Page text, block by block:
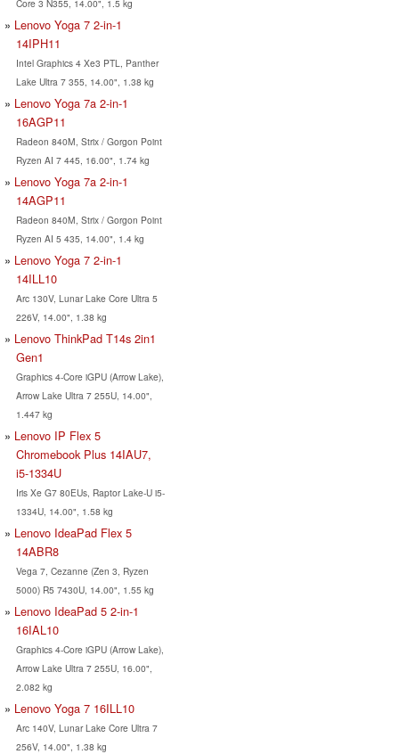
Core 3 N355, 14.00", 1.5 kg
Lenovo Yoga 7 2-in-1
14IPH11
Intel Graphics 4 Xe3 PTL, Panther
Lake Ultra 7 355, 14.00", 1.38 kg
Lenovo Yoga 7a 2-in-1
16AGP11
Radeon 840M, Strix / Gorgon Point
Ryzen AI 7 445, 16.00", 1.74 kg
Lenovo Yoga 7a 2-in-1
14AGP11
Radeon 840M, Strix / Gorgon Point
Ryzen AI 5 435, 14.00", 1.4 kg
Lenovo Yoga 7 2-in-1
14ILL10
Arc 130V, Lunar Lake Core Ultra 5
226V, 14.00", 1.38 kg
Lenovo ThinkPad T14s 2in1
Gen1
Graphics 4-Core iGPU (Arrow Lake),
Arrow Lake Ultra 7 255U, 14.00",
1.447 kg
Lenovo IP Flex 5
Chromebook Plus 14IAU7,
i5-1334U
Iris Xe G7 80EUs, Raptor Lake-U i5-
1334U, 14.00", 1.58 kg
Lenovo IdeaPad Flex 5
14ABR8
Vega 7, Cezanne (Zen 3, Ryzen
5000) R5 7430U, 14.00", 1.55 kg
Lenovo IdeaPad 5 2-in-1
16IAL10
Graphics 4-Core iGPU (Arrow Lake),
Arrow Lake Ultra 7 255U, 16.00",
2.082 kg
Lenovo Yoga 7 16ILL10
Arc 140V, Lunar Lake Core Ultra 7
256V, 14.00", 1.38 kg